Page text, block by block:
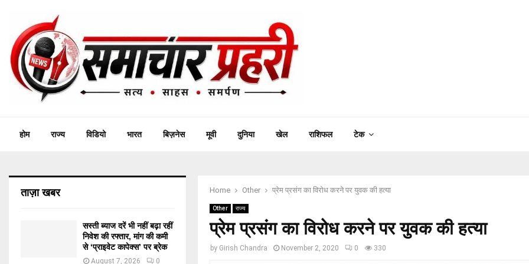
होम राज्य विडियो भारत बिज़नेस मूवी दुनिया खेल राशिफल टेक
Home Other प्रेम प्रसंग का विरोध करने पर युवक की हत्या
Other राज्य
प्रेम प्रसंग का विरोध करने पर युवक की हत्या
by Girish Chandra November 2, 2020 0 330
ताज़ा खबर
सस्ती ब्याज दरें भी नहीं बढ़ा रहीं
निवेश की रफ्तार, मांग की कमी
से ‘प्राइवेट कापेक्स’ पर ब्रेक
August 7, 2026 0